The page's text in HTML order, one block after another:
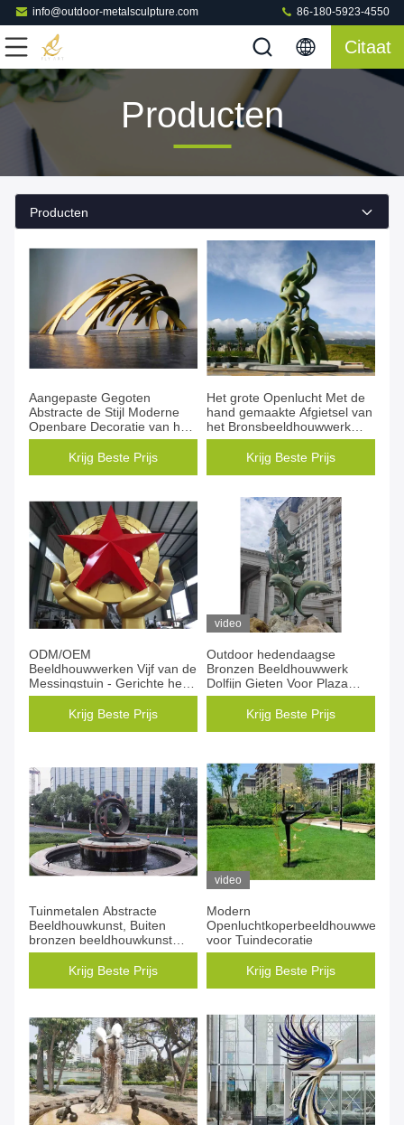
info@outdoor-metalsculpture.com 86-180-5923-4550
Citaat
Producten
Producten
Aangepaste Gegoten
Abstracte de Stijl Moderne
Openbare Decoratie van het
Metaalbeeldhouwwerk
Krijg Beste Prijs
Het grote Openlucht Met de
hand gemaakte Afgietsel van
het Bronsbeeldhouwwerk
eindigt voor Pleindecoratie
Krijg Beste Prijs
ODM/OEM
Beeldhouwwerken Vijf van de
Messingstuin - Gerichte het
Bakselvernis van het
StermessingKrijg Beste Prijs
video
Outdoor hedendaagse
Bronzen Beeldhouwwerk
Dolfijn Gieten Voor Plaza
Decoratie
Krijg Beste Prijs
Tuinmetalen Abstracte
Beeldhouwkunst, Buiten
bronzen beeldhouwkunst
Publieke decoratie
Krijg Beste Prijs
video
Modern
Openluchtkoperbeeldhouwwerk
voor Tuindecoratie
Krijg Beste Prijs